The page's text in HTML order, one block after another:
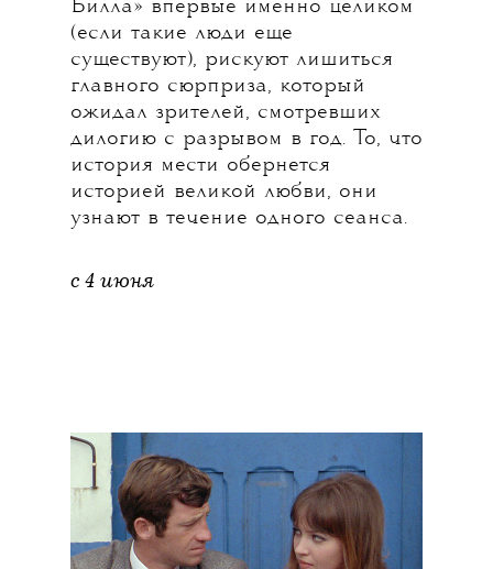
Билла» впервые именно целиком
(если такие люди еще
существуют), рискуют лишиться
главного сюрприза, который
ожидал зрителей, смотревших
дилогию с разрывом в год. То, что
история мести обернется
историей великой любви, они
узнают в течение одного сеанса.
с 4 июня